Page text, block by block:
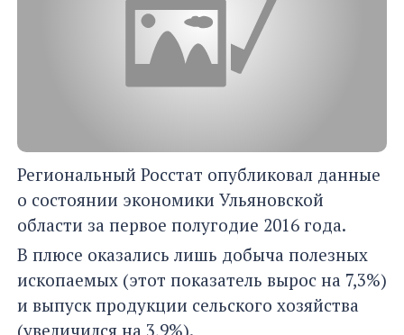
Региональный Росстат опубликовал данные
о состоянии экономики Ульяновской
области за первое полугодие 2016 года.
В плюсе оказались лишь добыча полезных
ископаемых (этот показатель вырос на 7,3%)
и выпуск продукции сельского хозяйства
(увеличился на 3,9%).